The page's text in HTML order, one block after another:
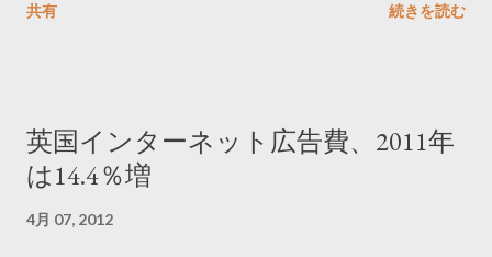
共有 続きを読む
英国インターネット広告費、2011年
は14.4％増
4月 07, 2012